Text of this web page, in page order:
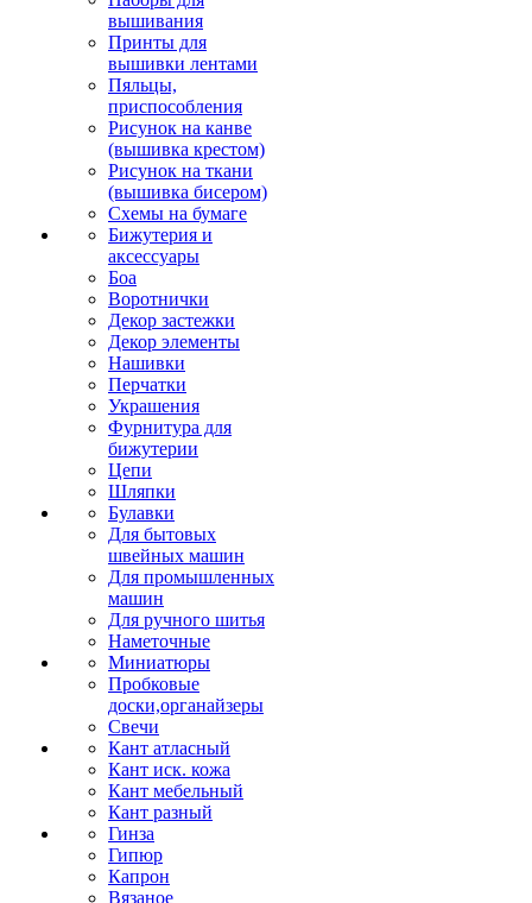
вышивания
Принты для
вышивки лентами
Пяльцы,
приспособления
Рисунок на канве
(вышивка крестом)
Рисунок на ткани
(вышивка бисером)
Схемы на бумаге
Бижутерия и
аксессуары
Боа
Воротнички
Декор застежки
Декор элементы
Нашивки
Перчатки
Украшения
Фурнитура для
бижутерии
Цепи
Шляпки
Булавки
Для бытовых
швейных машин
Для промышленных
машин
Для ручного шитья
Наметочные
Миниатюры
Пробковые
доски,органайзеры
Свечи
Кант атласный
Кант иск. кожа
Кант мебельный
Кант разный
Гинза
Гипюр
Капрон
Вязаное